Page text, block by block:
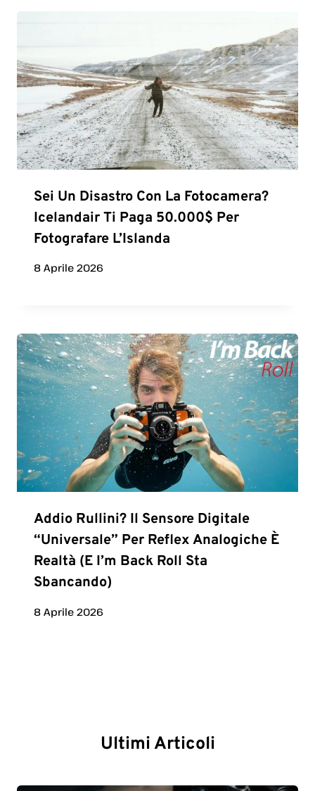
Sei Un Disastro Con La Fotocamera?
Icelandair Ti Paga 50.000$ Per
Fotografare L’Islanda
8 Aprile 2026
Addio Rullini? Il Sensore Digitale
“universale” Per Reflex Analogiche È
Realtà (e I’m Back Roll Sta
Sbancando)
8 Aprile 2026
Ultimi Articoli